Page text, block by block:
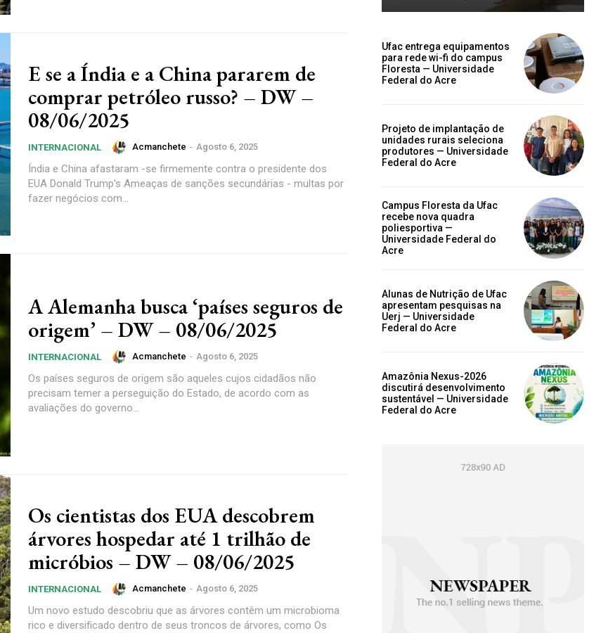
E se a Índia e a China pararem de
comprar petróleo russo? – DW –
08/06/2025
INTERNACIONAL Acmanchete - Agosto 6, 2025
Índia e China afastaram -se firmemente contra o presidente dos
EUA Donald Trump's Ameaças de sanções secundárias - multas por
fazer negócios com...
A Alemanha busca ‘países seguros de
origem’ – DW – 08/06/2025
INTERNACIONAL Acmanchete - Agosto 6, 2025
Os países seguros de origem são aqueles cujos cidadãos não
precisam temer a perseguição do Estado, de acordo com as
avaliações do governo...
Os cientistas dos EUA descobrem
árvores hospedar até 1 trilhão de
micróbios – DW – 08/06/2025
INTERNACIONAL Acmanchete - Agosto 6, 2025
Um novo estudo descobriu que as árvores contêm um microbioma
rico e diversificado dentro de seus troncos de árvores, como Os
Ufac entrega equipamentos
para rede wi-fi do campus
Floresta — Universidade
Federal do Acre
Projeto de implantação de
unidades rurais seleciona
produtores — Universidade
Federal do Acre
Campus Floresta da Ufac
recebe nova quadra
poliesportiva —
Universidade Federal do
Acre
Alunas de Nutrição de Ufac
apresentam pesquisas na
Uerj — Universidade
Federal do Acre
Amazônia Nexus-2026
discutirá desenvolvimento
sustentável — Universidade
Federal do Acre